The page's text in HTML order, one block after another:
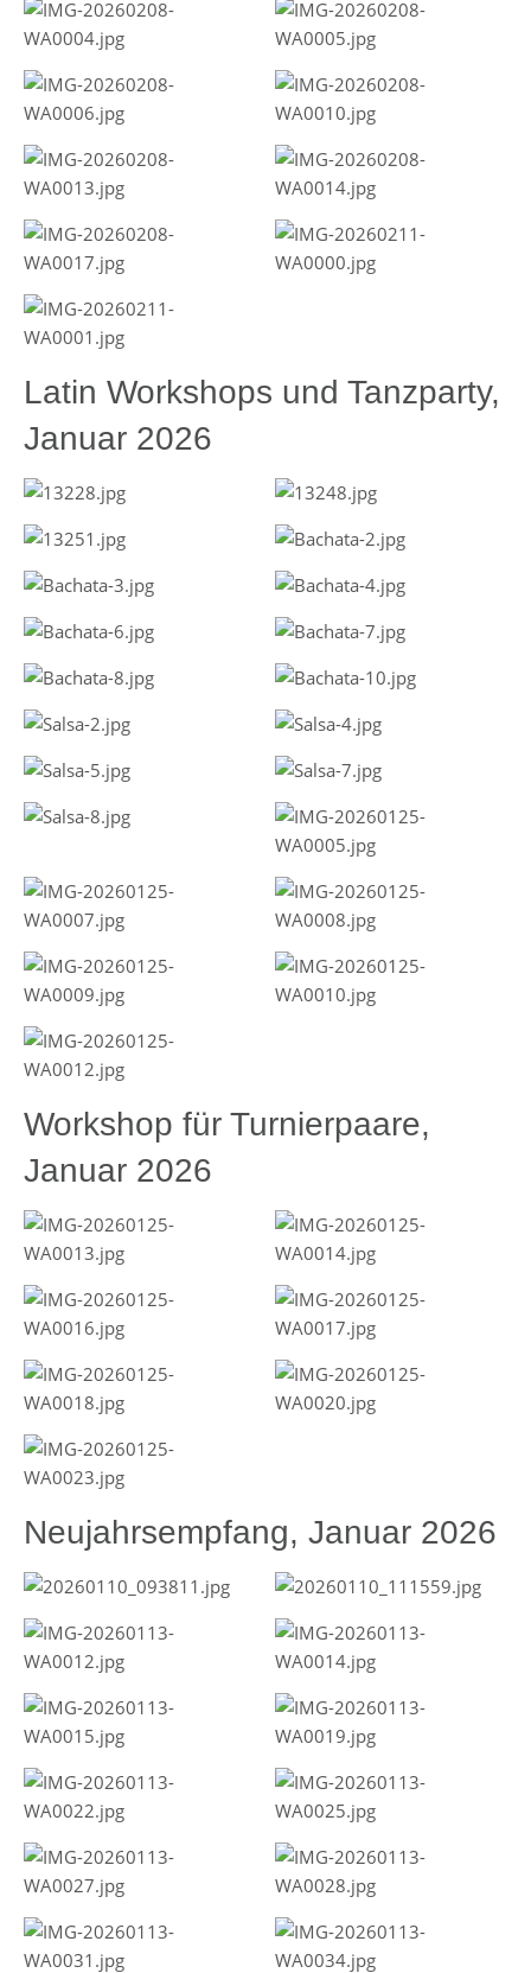
Latin Workshops und Tanzparty,
Januar 2026
Workshop für Turnierpaare,
Januar 2026
Neujahrsempfang, Januar 2026